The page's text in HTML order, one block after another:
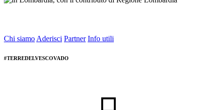
Chi siamo Aderisci Partner Info utili
#TERREDELVESCOVADO